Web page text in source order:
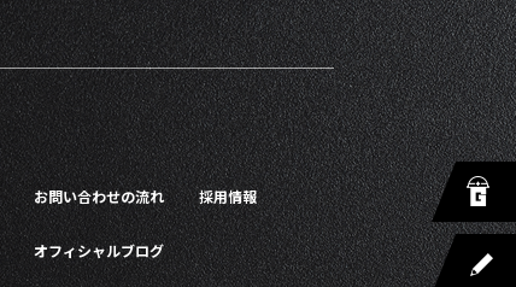
お問い合わせの流れ 採用情報
オフィシャルブログ